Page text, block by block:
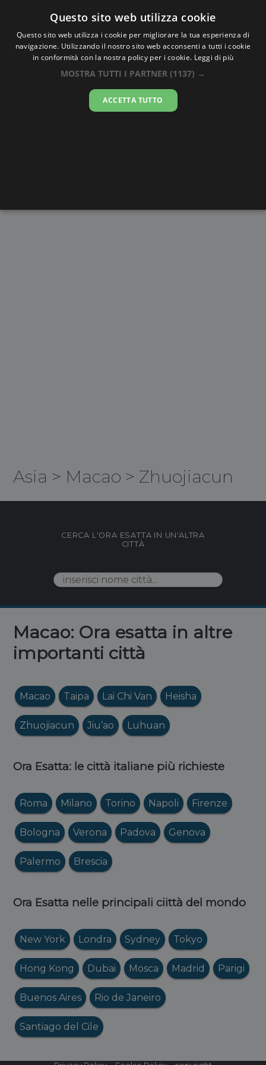
Oraesatta.co
Ora EsattaZhuojiacun
17:21:19
Asia > Macao > Zhuojiacun
CERCA L'ORA ESATTA IN UN'ALTRA
CITTÀ
Macao: Ora esatta in altre
importanti città
Macao Taipa Lai Chi Van Heisha
Zhuojiacun Jiu’ao Luhuan
Ora Esatta: le città italiane più richieste
Roma Milano Torino Napoli Firenze
Bologna Verona Padova Genova
Palermo Brescia
Ora Esatta nelle principali ciittà del mondo
New York Londra Sydney Tokyo
Hong Kong Dubai Mosca Madrid Parigi
Buenos Aires Rio de Janeiro
Santiago del Cile
Questo sito web utilizza cookie
Questo sito web utilizza i cookie per migliorare la tua esperienza di
navigazione. Utilizzando il nostro sito web acconsenti a tutti i cookie
in conformità con la nostra policy per i cookie. Leggi di più
MOSTRA TUTTI I PARTNER (1137) →
ACCETTA TUTTO